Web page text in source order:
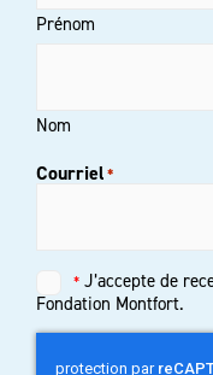
Prénom
Nom
Courriel*
Untitled*
* J’accepte de
Fondation Montfort.